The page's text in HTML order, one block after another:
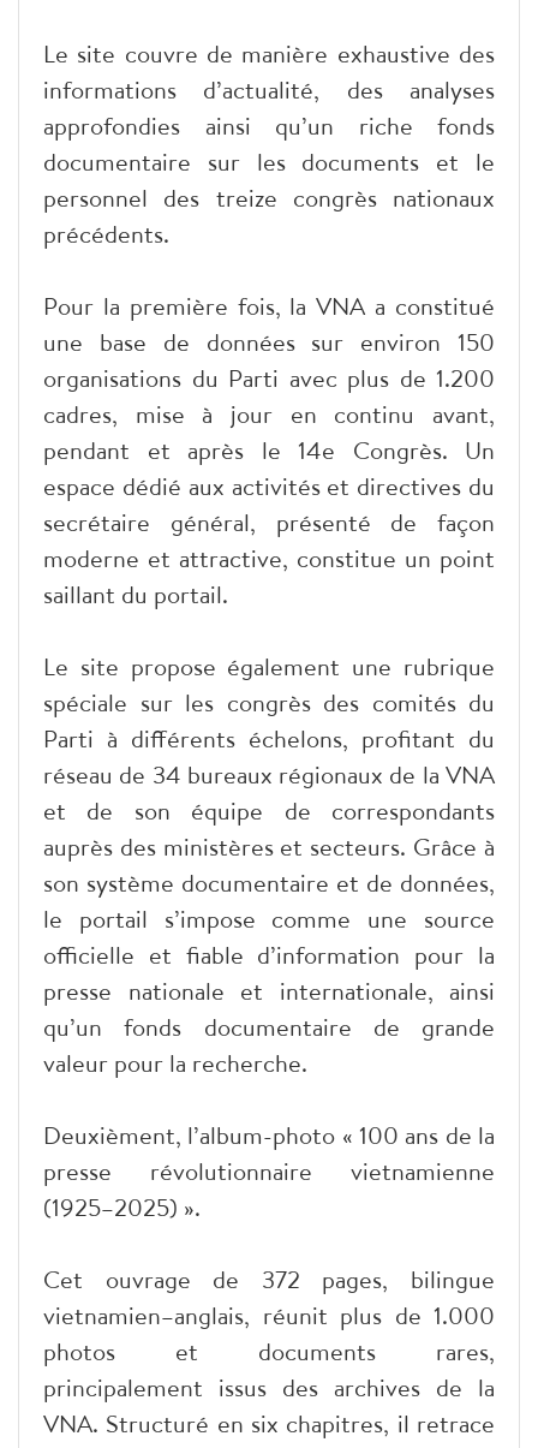
Le site couvre de manière exhaustive des
informations d’actualité, des analyses
approfondies ainsi qu’un riche fonds
documentaire sur les documents et le
personnel des treize congrès nationaux
précédents.
Pour la première fois, la VNA a constitué
une base de données sur environ 150
organisations du Parti avec plus de 1.200
cadres, mise à jour en continu avant,
pendant et après le 14e Congrès. Un
espace dédié aux activités et directives du
secrétaire général, présenté de façon
moderne et attractive, constitue un point
saillant du portail.
Le site propose également une rubrique
spéciale sur les congrès des comités du
Parti à différents échelons, profitant du
réseau de 34 bureaux régionaux de la VNA
et de son équipe de correspondants
auprès des ministères et secteurs. Grâce à
son système documentaire et de données,
le portail s’impose comme une source
officielle et fiable d’information pour la
presse nationale et internationale, ainsi
qu’un fonds documentaire de grande
valeur pour la recherche.
Deuxièment, l’album-photo « 100 ans de la
presse révolutionnaire vietnamienne
(1925–2025) ».
Cet ouvrage de 372 pages, bilingue
vietnamien–anglais, réunit plus de 1.000
photos et documents rares,
principalement issus des archives de la
VNA. Structuré en six chapitres, il retrace